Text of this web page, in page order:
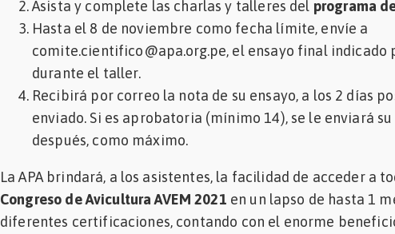
Asista y complete las charlas y talleres del programa
Hasta el 8 de noviembre como fecha límite, envíe a
comite.cientifico@apa.org.pe, el ensayo final indicado
durante el taller.
Recibirá por correo la nota de su ensayo, a los 2 días
enviado. Si es aprobatoria (mínimo 14), se le enviará
después, como máximo.
La APA brindará, a los asistentes, la facilidad de acceder a
Congreso de Avicultura AVEM 2021 en un lapso de hasta 1
diferentes certificaciones, contando con el enorme